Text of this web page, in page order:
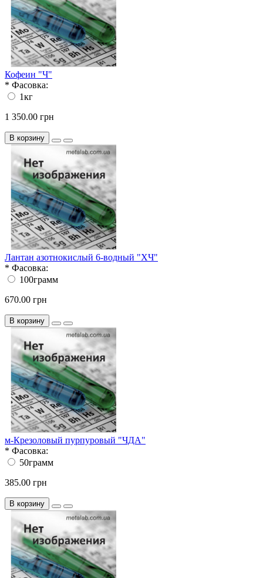
Кофеин "Ч"
* Фасовка:
1кг
1 350.00 грн
В корзину
Лантан азотнокислый 6-водный "ХЧ"
* Фасовка:
100грамм
670.00 грн
В корзину
м-Крезоловый пурпуровый "ЧДА"
* Фасовка:
50грамм
385.00 грн
В корзину